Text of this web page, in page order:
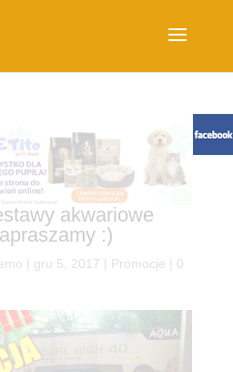
akwariowe
:)
gru 5, 2017 Promocje
0